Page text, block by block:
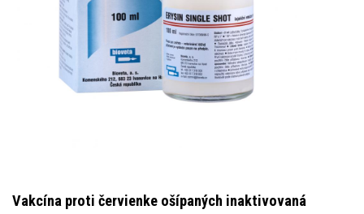
Vakcína proti červienke ošípaných inaktivovaná